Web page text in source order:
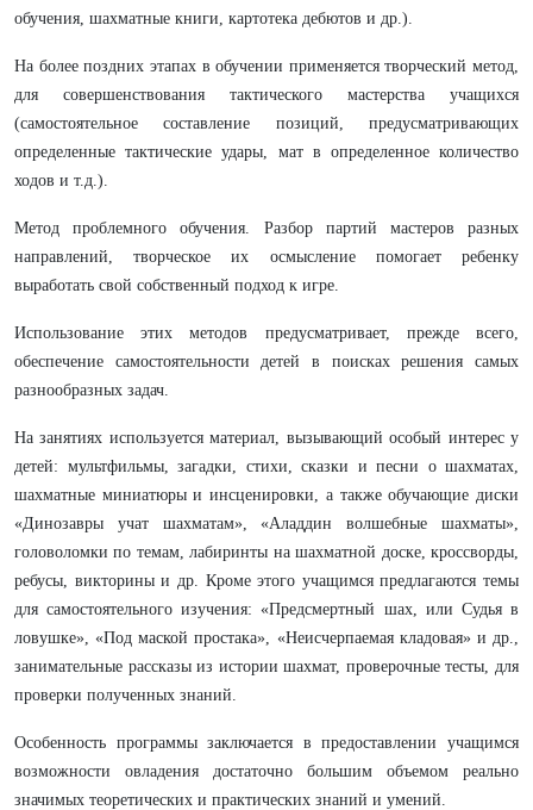
обучения, шахматные книги, картотека дебютов и др.).
На более поздних этапах в обучении применяется творческий метод,
для совершенствования тактического мастерства учащихся
(самостоятельное составление позиций, предусматривающих
определенные тактические удары, мат в определенное количество
ходов и т.д.).
Метод проблемного обучения. Разбор партий мастеров разных
направлений, творческое их осмысление помогает ребенку
выработать свой собственный подход к игре.
Использование этих методов предусматривает, прежде всего,
обеспечение самостоятельности детей в поисках решения самых
разнообразных задач.
На занятиях используется материал, вызывающий особый интерес у
детей: мультфильмы, загадки, стихи, сказки и песни о шахматах,
шахматные миниатюры и инсценировки, а также обучающие диски
«Динозавры учат шахматам», «Аладдин волшебные шахматы»,
головоломки по темам, лабиринты на шахматной доске, кроссворды,
ребусы, викторины и др. Кроме этого учащимся предлагаются темы
для самостоятельного изучения: «Предсмертный шах, или Судья в
ловушке», «Под маской простака», «Неисчерпаемая кладовая» и др.,
занимательные рассказы из истории шахмат, проверочные тесты, для
проверки полученных знаний.
Особенность программы заключается в предоставлении учащимся
возможности овладения достаточно большим объемом реально
значимых теоретических и практических знаний и умений.